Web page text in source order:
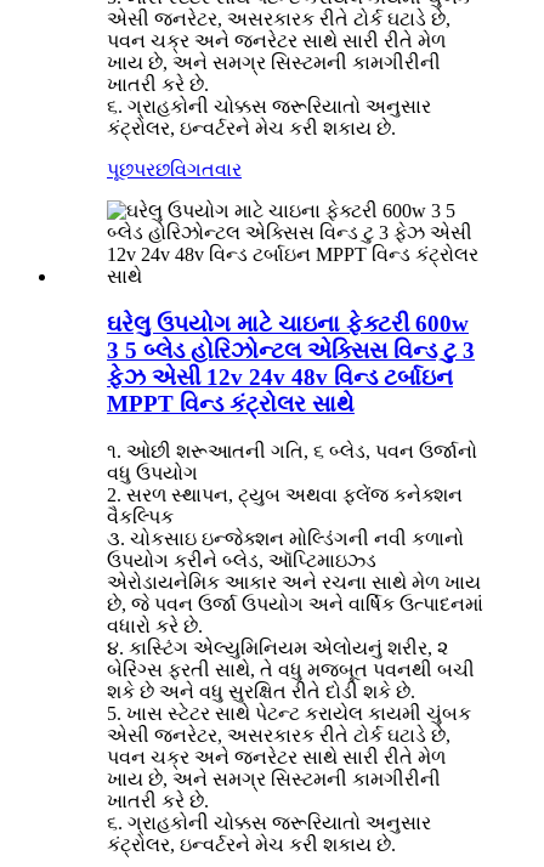
એસી જનરેટર, અસરકારક રીતે ટોર્ક ઘટાડે છે,
પવન ચક્ર અને જનરેટર સાથે સારી રીતે મેળ
ખાય છે, અને સમગ્ર સિસ્ટમની કામગીરીની
ખાતરી કરે છે.
૬. ગ્રાહકોની ચોક્કસ જરૂરિયાતો અનુસાર
કંટ્રોલર, ઇન્વર્ટરને મેચ કરી શકાય છે.
પૂછપરછવિગતવાર
ઘરેલુ ઉપયોગ માટે ચાઇના ફેક્ટરી 600w
3 5 બ્લેડ હોરિઝોન્ટલ એક્સિસ વિન્ડ ટુ 3
ફેઝ એસી 12v 24v 48v વિન્ડ ટર્બાઇન
MPPT વિન્ડ કંટ્રોલર સાથે
૧. ઓછી શરૂઆતની ગતિ, ૬ બ્લેડ, પવન ઉર્જાનો
વધુ ઉપયોગ
2. સરળ સ્થાપન, ટ્યુબ અથવા ફ્લેંજ કનેક્શન
વૈકલ્પિક
૩. ચોકસાઇ ઇન્જેક્શન મોલ્ડિંગની નવી કળાનો
ઉપયોગ કરીને બ્લેડ, ઑપ્ટિમાઇઝ્ડ
એરોડાયનેમિક આકાર અને રચના સાથે મેળ ખાય
છે, જે પવન ઉર્જા ઉપયોગ અને વાર્ષિક ઉત્પાદનમાં
વધારો કરે છે.
૪. કાસ્ટિંગ એલ્યુમિનિયમ એલોયનું શરીર, ૨
બેરિંગ્સ ફરતી સાથે, તે વધુ મજબૂત પવનથી બચી
શકે છે અને વધુ સુરક્ષિત રીતે દોડી શકે છે.
5. ખાસ સ્ટેટર સાથે પેટન્ટ કરાયેલ કાયમી ચુંબક
એસી જનરેટર, અસરકારક રીતે ટોર્ક ઘટાડે છે,
પવન ચક્ર અને જનરેટર સાથે સારી રીતે મેળ
ખાય છે, અને સમગ્ર સિસ્ટમની કામગીરીની
ખાતરી કરે છે.
૬. ગ્રાહકોની ચોક્કસ જરૂરિયાતો અનુસાર
કંટ્રોલર, ઇન્વર્ટરને મેચ કરી શકાય છે.